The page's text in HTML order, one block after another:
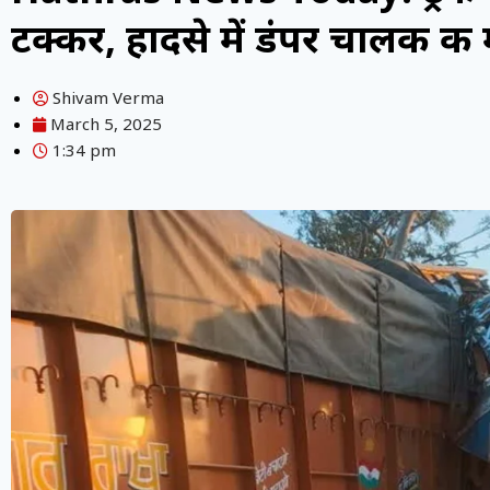
टक्कर, हादसे में डंपर चालक की
Shivam Verma
March 5, 2025
1:34 pm